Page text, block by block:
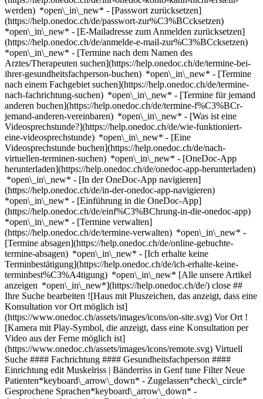
werden) *open\_in\_new* - [Passwort zurücksetzen]
(https://help.onedoc.ch/de/passwort-zur%C3%BCcksetzen)
*open\_in\_new* - [E-Mailadresse zum Anmelden zurücksetzen]
(https://help.onedoc.ch/de/anmelde-e-mail-zur%C3%BCcksetzen)
*open\_in\_new* - [Termine nach dem Namen des
Arztes/Therapeuten suchen](https://help.onedoc.ch/de/termine-bei-
ihrer-gesundheitsfachperson-buchen) *open\_in\_new* - [Termine
nach einem Fachgebiet suchen](https://help.onedoc.ch/de/termine-
nach-fachrichtung-suchen) *open\_in\_new* - [Termine für jemand
anderen buchen](https://help.onedoc.ch/de/termine-f%C3%BCr-
jemand-anderen-vereinbaren) *open\_in\_new* - [Was ist eine
Videosprechstunde?](https://help.onedoc.ch/de/wie-funktioniert-
eine-videosprechstunde) *open\_in\_new* - [Eine
Videosprechstunde buchen](https://help.onedoc.ch/de/nach-
virtuellen-terminen-suchen) *open\_in\_new* - [OneDoc-App
herunterladen](https://help.onedoc.ch/de/onedoc-app-herunterladen)
*open\_in\_new* - [In der OneDoc-App navigieren]
(https://help.onedoc.ch/de/in-der-onedoc-app-navigieren)
*open\_in\_new* - [Einführung in die OneDoc-App]
(https://help.onedoc.ch/de/einf%C3%BChrung-in-die-onedoc-app)
*open\_in\_new* - [Termine verwalten](https://help.onedoc.ch/de/termine-verwalten) *open\_in\_new* - [Termine absagen](https://help.onedoc.ch/de/online-gebuchte-termine-absagen) *open\_in\_new* - [Ich erhalte keine Terminbestätigung](https://help.onedoc.ch/de/ich-erhalte-keine-terminbest%C3%A4tigung) *open\_in\_new* [Alle unsere Artikel anzeigen *open\_in\_new*](https://help.onedoc.ch/de/) close ## Ihre Suche bearbeiten ![Haus mit Pluszeichen, das anzeigt, dass eine Konsultation vor Ort möglich ist](https://www.onedoc.ch/assets/images/icons/on-site.svg) Vor Ort ![Kamera mit Play-Symbol, die anzeigt, dass eine Konsultation per Video aus der Ferne möglich ist](https://www.onedoc.ch/assets/images/icons/remote.svg) Virtuell Suche #### Fachrichtung #### Gesundheitsfachperson #### Einrichtung edit Muskelriss | Bänderriss in Genf tune Filter Neue Patienten*keyboard\_arrow\_down* - Zugelassen*check\_circle* Gesprochene Sprachen*keyboard\_arrow\_down* - Arabisch*check\_circle* - Deutsch*check\_circle* - Englisch*check\_circle* - Französisch*check\_circle* - Griechisch*check\_circle* - Hebräisch*check\_circle* - Polnisch*check\_circle* - Portugiesisch*check\_circle* - Spanisch*check\_circle* Geschlecht*keyboard\_arrow\_down* - Weiblich*check\_circle* - Männlich*check\_circle* Netzwerk*keyboard\_arrow\_down* - Medbase*check\_circle* Verfügbarkeit*keyboard\_arrow\_down* - Heute*check\_circle* - In den nächsten 3 Tagen*check\_circle* - In den nächsten 7 Tagen*check\_circle* - In den nächsten 14 Tagen*check\_circle* # __Muskelriss | Bänderriss__ in __Genf__: Buchen Sie heute Ihren Termin online ## 27 Ergebnisse in Genf [![Frau Océane Beaufils, Physiotherapeutin in Genf](https://assets.onedoc.ch/images/users/09244d368f8e61d914eb381dac76cd5f84ffa70ff619768686f050018b0ebb1e-small.png "Frau Océane Beaufils, Physiotherapeutin in Genf")](https://www.onedoc.ch/de/physiotherapeutin/genf/pc1qy/oceane-beaufils) ### [Frau Océane Beaufils](https://www.onedoc.ch/de/physiotherapeutin/genf/pc1qy/oceane-beaufils) ![Abzeichen, das ein verifiziertes Profil kennzeichnet](https://www.onedoc.ch/assets/images/icons/checkmark.svg) [Physiotherapeutin](https://www.onedoc.ch/de/physiotherapeut/genf) [Physiothérapie la Colline - Eaux-Vives](https://www.onedoc.ch/de/physiotherapiepraxis/genf/ebd5a/physiotherapie-la-colline-eaux-vives) Avenue de la Gare des Eaux-Vives 28 1208 Genf ![Patient mit Pluszeichen, der anzeigt, dass neue Patienten angenommen werden](https://www.onedoc.ch/assets/images/icons/new-patients.svg)Akzeptiert neue Patienten [Termin buchen](https://www.onedoc.ch/de/physiotherapeutin/genf/pc1qy/oceane-beaufils) Expertisen: Muskelriss | Bänderriss, [Rehabilitationsphysiotherapie für Sportler | Erholungsphysiotherapie für Sportler](https://www.onedoc.ch/de/rehabilitationsphysiotherapie-fur-sportler-erholungsphysiotherapie-fur-sportler/genf), [Manuelle Therapie](https://www.onedoc.ch/de/manuelle-therapie/genf), [Iliotibiales Bandsyndrom | Schleimbeutelentzündung](https://www.onedoc.ch/de/iliotibiales-bandsyndrom-schleimbeutelentzundung/genf), [Meniskusriss | Meniskusruptur | Meniskusläsion](https://www.onedoc.ch/de/meniskusriss-meniskusruptur-meniskuslasion/genf), [Kreuzbandriss | Kreuzbandruptur](https://www.onedoc.ch/de/kreuzbandriss-kreuzbandruptur/genf), [Laufanalyse | Ganganalyse](https://www.onedoc.ch/de/laufanalyse-ganganalyse/genf)Mehr anzeigen *chevron\_left* Mo. 03 Aug. *chevron\_right* Mehr Termine anzeigen *error\_outline* Beim Laden der Verfügbarkeiten ist ein Fehler aufgetreten [Erneut versuchen](https://www.onedoc.ch) Expertisen: Muskelriss | Bänderriss, [Rehabilitationsphysiotherapie für Sportler | Erholungsphysiotherapie für Sportler](https://www.onedoc.ch/de/rehabilitationsphysiotherapie-fur-sportler-erholungsphysiotherapie-fur-sportler/genf), [Manuelle Therapie](https://www.onedoc.ch/de/manuelle-therapie/genf), [Iliotibiales Bandsyndrom | Schleimbeutelentzündung](https://www.onedoc.ch/de/iliotibiales-bandsyndrom-schleimbeutelentzundung/genf), [Meniskusriss | Meniskusruptur | Meniskusläsion](https://www.onedoc.ch/de/meniskusriss-meniskusruptur-meniskuslasion/genf), [Kreuzbandriss | Kreuzbandruptur](https://www.onedoc.ch/de/kreuzbandriss-kreuzbandruptur/genf), [Laufanalyse | Ganganalyse](https://www.onedoc.ch/de/laufanalyse-ganganalyse/genf)Mehr anzeigen [![Frau Camille Ong, Physiotherapeutin in Genf](https://assets.onedoc.ch/images/users/8b4e9fb36231e098ffe598e8f2a1336aac5171fab16be8ee57a465d979282c40-small.png "Frau Camille Ong, Physiotherapeutin in Genf")](https://www.onedoc.ch/de/physiotherapeutin/genf/pc0lf/camille-ong) ### [Frau Camille Ong](https://www.onedoc.ch/de/physiotherapeutin/genf/pc0lf/camille-ong) ![Abzeichen, das ein verifiziertes Profil kennzeichnet](https://www.onedoc.ch/assets/images/icons/checkmark.svg) [Physiotherapeutin](https://www.onedoc.ch/de/physiotherapeut/genf) [Physiothérapie la Colline - Eaux-Vives](https://www.onedoc.ch/de/physiotherapiepraxis/genf/ebd5a/physiotherapie-la-colline-eaux-vives) Avenue de la Gare des Eaux-Vives 28 1208 Genf ![Patient mit Pluszeichen, der anzeigt, dass neue Patienten angenommen werden](https://www.onedoc.ch/assets/images/icons/new-patients.svg)Akzeptiert neue Patienten [Termin buchen](https://www.onedoc.ch/de/physiotherapeutin/genf/pc0lf/camille-ong) Expertisen: Muskelriss | Bänderriss, [Meniskusriss | Meniskusruptur | Meniskusläsion](https://www.onedoc.ch/de/meniskusriss-meniskusruptur-meniskuslasion/genf), [Rehabilitationsphysiotherapie für Sportler | Erholungsphysiotherapie für Sportler](https://www.onedoc.ch/de/rehabilitationsphysiotherapie-fur-sportler-erholungsphysiotherapie-fur-sportler/genf), [Kreuzbandriss | Kreuzbandruptur](https://www.onedoc.ch/de/kreuzbandriss-kreuzbandruptur/genf), [Kniespezialist](https://www.onedoc.ch/de/kniespezialist/genf), [Athletenüberwachung](https://www.onedoc.ch/de/athletenuberwachung/genf), [Craniomandibuläre Dysfunktion (CMD) | Kiefergelenkserkrankungen | Funktionsstörung des Kausystems](https://www.onedoc.ch/de/craniomandibulare-dysfunktion-cmd-kiefergelenkserkrankungen-funktionsstorung-des-kausystems/genf), [Manuelle Therapie](https://www.onedoc.ch/de/manuelle-therapie/genf), [Arthrose](https://www.onedoc.ch/de/arthrose/genf)Mehr anzeigen *chevron\_left* Mo. 03 Aug. *chevron\_right* Mehr Termine anzeigen *error\_outline* Beim Laden der Verfügbarkeiten ist ein Fehler aufgetreten [Erneut versuchen](https://www.onedoc.ch) Expertisen: Muskelriss | Bänderriss, [Meniskusriss | Meniskusruptur | Meniskusläsion](https://www.onedoc.ch/de/meniskusriss-meniskusruptur-meniskuslasion/genf), [Rehabilitationsphysiotherapie für Sportler | Erholungsphysiotherapie für Sportler](https://www.onedoc.ch/de/rehabilitationsphysiotherapie-fur-sportler-erholungsphysiotherapie-fur-sportler/genf), [Kreuzbandriss | Kreuzbandruptur](https://www.onedoc.ch/de/kreuzbandriss-kreuzbandruptur/genf), [Kniespezialist](https://www.onedoc.ch/de/kniespezialist/genf), [Athletenüberwachung](https://www.onedoc.ch/de/athletenuberwachung/genf), [Craniomandibuläre Dysfunktion (CMD) | Kiefergelenkserkrankungen | Funktionsstörung des Kausystems](https://www.onedoc.ch/de/craniomandibulare-dysfunktion-cmd-kiefergelenkserkrankungen-funktionsstorung-des-kausystems/genf), [Manuelle Therapie](https://www.onedoc.ch/de/manuelle-therapie/genf), [Arthrose](https://www.onedoc.ch/de/arthrose/genf)Mehr anzeigen [![Frau Delphine Sorlin, Physiotherapeutin in Genf](https://assets.onedoc.ch/images/users/86b5bc8e3259ba51b9c81ee593e0a947ef1e8fc0be9291f0707aa2b4a6e5b377-small.png "Frau Delphine Sorlin, Physiotherapeutin in Genf")](https://www.onedoc.ch/de/physiotherapeutin/genf/pc0ln/delphine-sorlin) ### [Frau Delphine Sorlin](https://www.onedoc.ch/de/physiotherapeutin/genf/pc0ln/delphine-sorlin) ![Abzeichen, das ein verifiziertes Profil kennzeichnet](https://www.onedoc.ch/assets/images/icons/checkmark.svg) [Physiotherapeutin](https://www.onedoc.ch/de/physiotherapeut/genf) [Physiothérapie la Colline - Eaux-Vives](https://www.onedoc.ch/de/physiotherapiepraxis/genf/ebd5a/physiotherapie-la-colline-eaux-vives) Avenue de la Gare des Eaux-Vives 28 1208 Genf ![Patient mit Pluszeichen, der anzeigt, dass neue Patienten angenommen werden](https://www.onedoc.ch/assets/images/icons/new-patients.svg)Akzeptiert neue Patienten [Termin buchen](https://www.onedoc.ch/de/physiotherapeutin/genf/pc0ln/delphine-sorlin) Expertisen: Muskelriss | Bänderriss, [Meniskusriss | Meniskusruptur | Meniskusläsion](https://www.onedoc.ch/de/meniskusriss-meniskusruptur-meniskuslasion/genf), [Rehabilitationsphysiotherapie für Sportler | Erholungsphysiotherapie für Sportler](https://www.onedoc.ch/de/rehabilitationsphysiotherapie-fur-sportler-erholungsphysiotherapie-fur-sportler/genf), [Kreuzbandriss | Kreuzbandruptur](https://www.onedoc.ch/de/kreuzbandriss-kreuzbandruptur/genf), [Athletenüberwachung](https://www.onedoc.ch/de/athletenuberwachung/genf), [Physiotherapie zu Hause](https://www.onedoc.ch/de/physiotherapie-zu-hause/genf), [Arthrose](https://www.onedoc.ch/de/arthrose/genf)Mehr anzeigen *chevron\_left* Mo. 03 Aug. *chevron\_right* Mehr Termine anzeigen *error\_outline* Beim Laden der Verfügbarkeiten ist ein Fehler aufgetreten [Erneut versuchen](https://www.onedoc.ch) Expertisen: Muskelriss | Bänderriss, [Meniskusriss | Meniskusruptur | Meniskusläsion](https://www.onedoc.ch/de/meniskusriss-meniskusruptur-meniskuslasion/genf), [Rehabilitationsphysiotherapie für Sportler | Erholungsphysiotherapie für Sportler](https://www.onedoc.ch/de/rehabilitationsphysiotherapie-fur-sportler-erholungsphysiotherapie-fur-sportler/genf), [Kreuzbandriss | Kreuzbandruptur](https://www.onedoc.ch/de/kreuzbandriss-kreuzbandruptur/genf), [Athletenüberwachung](https://www.onedoc.ch/de/athletenuberwachung/genf), [Physiotherapie zu Hause](https://www.onedoc.ch/de/physiotherapie-zu-hause/genf), [Arthrose](https://www.onedoc.ch/de/arthrose/genf)Mehr anzeigen [![Herr Thibaud